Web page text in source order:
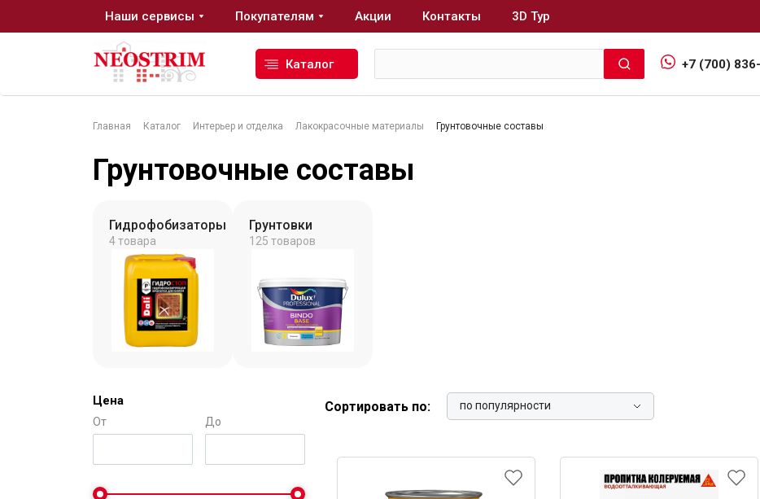
Главная Каталог Интерьер и отделка Лакокрасочные материалы Грунтовочные составы
Грунтовочные составы
Гидрофобизаторы
4 товара
Грунтовки
125 товаров
Цена
От До
Сортировать по: по популярности
Наши сервисы Покупателям Акции Контакты 3D Тур
Каталог +7 (700)
Гидроизоляция
Изоляционные материалы
Кровельные материалы
Ещё 2
Малярный инструмент
Пистолеты для ремонта
Инструмент для штукатурно-отделочных